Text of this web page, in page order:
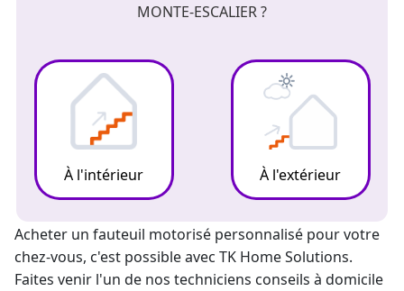
MONTE-ESCALIER ?
À l'intérieur À l'extérieur
Acheter un fauteuil motorisé personnalisé pour votre
chez-vous, c'est possible avec TK Home Solutions.
Faites venir l'un de nos techniciens conseils à domicile